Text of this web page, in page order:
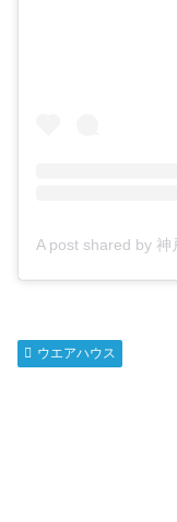
ウエアハウス